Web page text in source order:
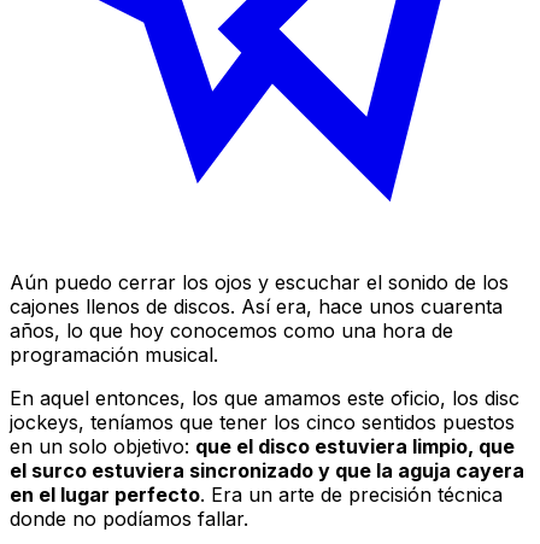
Aún puedo cerrar los ojos y escuchar el sonido de los
cajones llenos de discos. Así era, hace unos cuarenta
años, lo que hoy conocemos como una hora de
programación musical.
En aquel entonces, los que amamos este oficio, los disc
jockeys, teníamos que tener los cinco sentidos puestos
en un solo objetivo: que el disco estuviera limpio, que
el surco estuviera sincronizado y que la aguja cayera
en el lugar perfecto. Era un arte de precisión técnica
donde no podíamos fallar.